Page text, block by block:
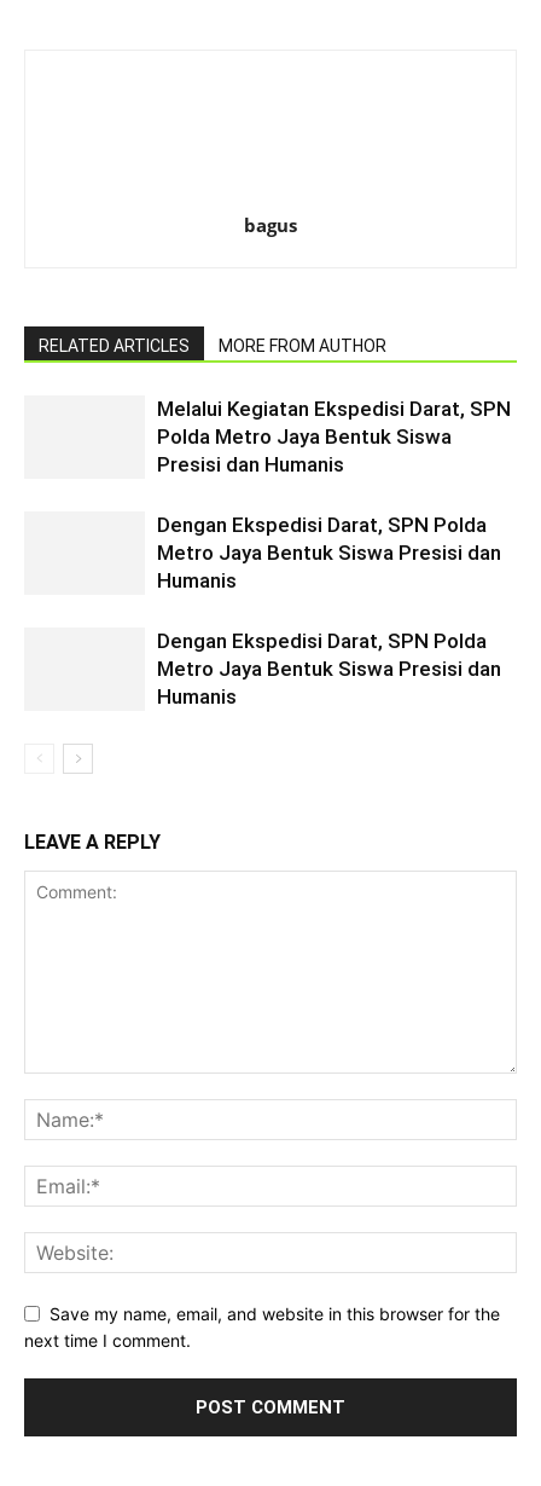
bagus
RELATED ARTICLES MORE FROM AUTHOR
Melalui Kegiatan Ekspedisi Darat, SPN
Polda Metro Jaya Bentuk Siswa
Presisi dan Humanis
Dengan Ekspedisi Darat, SPN Polda
Metro Jaya Bentuk Siswa Presisi dan
Humanis
Dengan Ekspedisi Darat, SPN Polda
Metro Jaya Bentuk Siswa Presisi dan
Humanis
LEAVE A REPLY
Save my name, email, and website in this browser for the
next time I comment.